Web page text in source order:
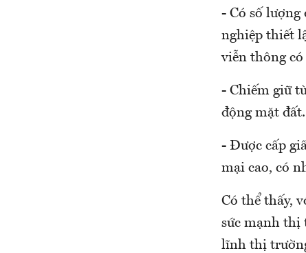
- Có số
nghiệp thiết
viễn thông
- Chiếm giữ
động mặt đất.
- Được cấp
mại cao, có
Có thể thấy,
sức mạnh thị
lĩnh thị